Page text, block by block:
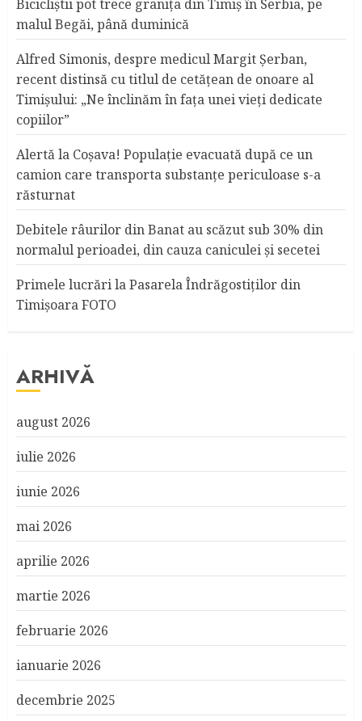
Bicicliştii pot trece graniţa din Timiş în Serbia, pe
malul Begăi, până duminică
Alfred Simonis, despre medicul Margit Şerban,
recent distinsă cu titlul de cetățean de onoare al
Timişului: „Ne înclinăm în fața unei vieți dedicate
copiilor”
Alertă la Coşava! Populaţie evacuată după ce un
camion care transporta substanţe periculoase s-a
răsturnat
Debitele râurilor din Banat au scăzut sub 30% din
normalul perioadei, din cauza caniculei şi secetei
Primele lucrări la Pasarela Îndrăgostiţilor din
Timişoara FOTO
ARHIVĂ
august 2026
iulie 2026
iunie 2026
mai 2026
aprilie 2026
martie 2026
februarie 2026
ianuarie 2026
decembrie 2025